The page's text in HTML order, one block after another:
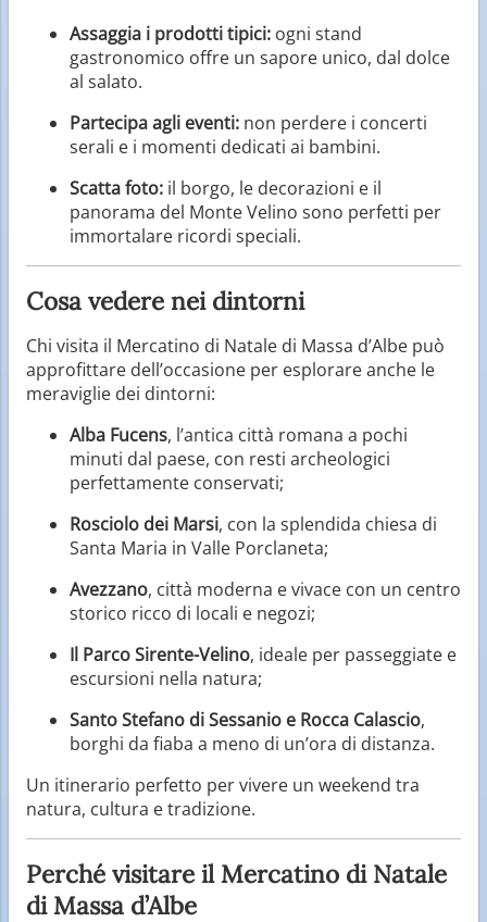
Assaggia i prodotti tipici: ogni stand
gastronomico offre un sapore unico, dal dolce
al salato.
Partecipa agli eventi: non perdere i concerti
serali e i momenti dedicati ai bambini.
Scatta foto: il borgo, le decorazioni e il
panorama del Monte Velino sono perfetti per
immortalare ricordi speciali.
Cosa vedere nei dintorni
Chi visita il Mercatino di Natale di Massa d’Albe può
approfittare dell’occasione per esplorare anche le
meraviglie dei dintorni:
Alba Fucens, l’antica città romana a pochi
minuti dal paese, con resti archeologici
perfettamente conservati;
Rosciolo dei Marsi, con la splendida chiesa di
Santa Maria in Valle Porclaneta;
Avezzano, città moderna e vivace con un centro
storico ricco di locali e negozi;
Il Parco Sirente-Velino, ideale per passeggiate e
escursioni nella natura;
Santo Stefano di Sessanio e Rocca Calascio,
borghi da fiaba a meno di un’ora di distanza.
Un itinerario perfetto per vivere un weekend tra
natura, cultura e tradizione.
Perché visitare il Mercatino di Natale
di Massa d’Albe